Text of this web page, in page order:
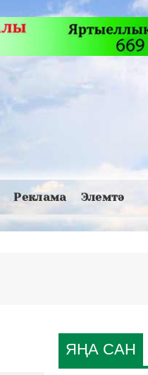
Реклама Элемтә
ЯҢА САН